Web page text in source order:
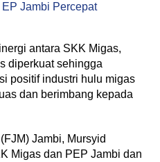
Jambi Percepat
antara SKK Migas,
diperkuat sehingga
positif industri hulu migas
dan berimbang kepada
Jambi, Mursyid
Migas dan PEP Jambi dan